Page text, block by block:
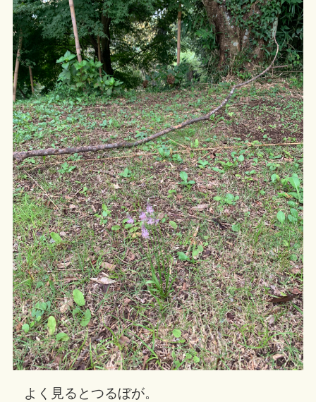
よく見るとつるぼが。